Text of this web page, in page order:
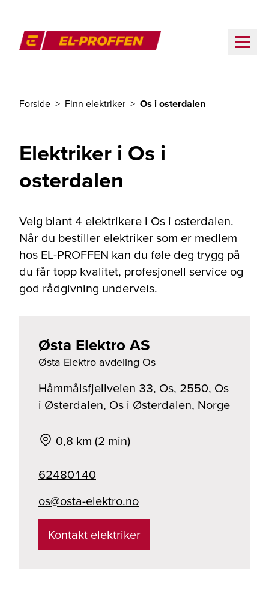
Forside Finn elektriker Os i osterdalen
Elektriker i Os i
osterdalen
Velg blant 4 elektrikere i Os i osterdalen.
Når du bestiller elektriker som er medlem
hos EL-PROFFEN kan du føle deg trygg på
du får topp kvalitet, profesjonell service og
god rådgivning underveis.
Østa Elektro AS
Østa Elektro avdeling Os
Håmmålsfjellveien 33, Os, 2550, Os
i Østerdalen, Os i Østerdalen, Norge
0,8 km (2 min)
62480140
on.ortkele-atso@so
Kontakt elektriker